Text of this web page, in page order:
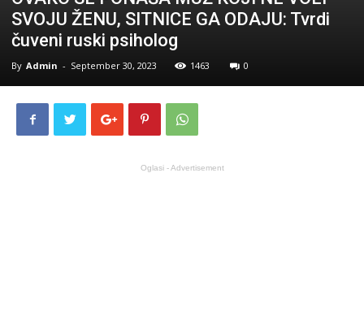
SVOJU ŽENU, SITNICE GA ODAJU: Tvrdi
čuveni ruski psiholog
By Admin - September 30, 2023 1463 0
Oglasi - Advertisement